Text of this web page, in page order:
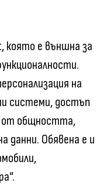
е външна за
на
системи, достъп
от общността,
данни. Обявена е и